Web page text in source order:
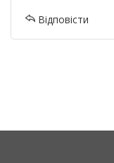
Відповісти